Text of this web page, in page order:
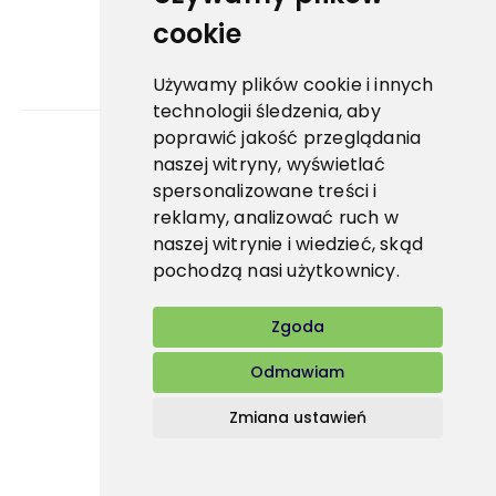
cookie
Używamy plików cookie i innych
technologii śledzenia, aby
poprawić jakość przeglądania
naszej witryny, wyświetlać
spersonalizowane treści i
reklamy, analizować ruch w
naszej witrynie i wiedzieć, skąd
pochodzą nasi użytkownicy.
Zgoda
Odmawiam
Zmiana ustawień
Bidfood Czech Republic s.r.o.